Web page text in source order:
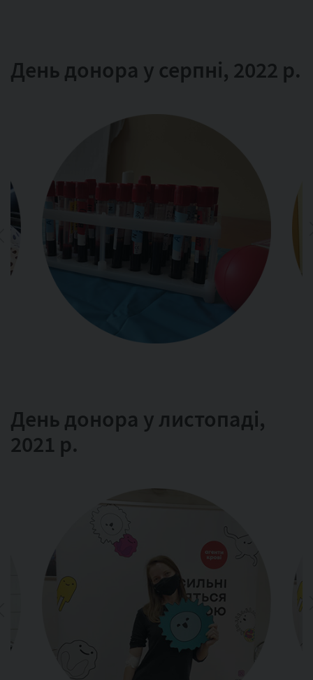
День донора у серпні, 2022 р.
День донора у листопаді,
2021 р.